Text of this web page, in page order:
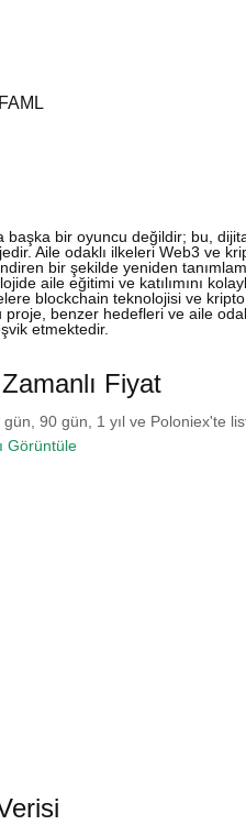
FAML
başka bir oyuncu değildir; bu,
Aile odaklı ilkeleri Web3 ve
bir şekilde yeniden
aile eğitimi ve katılımını
blockchain teknolojisi ve
benzer hedefleri ve aile
etmektedir.
Fiyat
90 gün, 1 yıl ve Poloniex'te
Görüntüle